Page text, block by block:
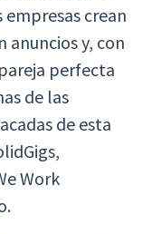
empresas crean
anuncios y, con
perfecta
de las
de esta
Work